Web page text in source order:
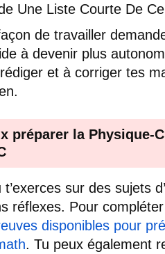
Une Liste Courte De
de travailler
à devenir plus
et à corriger tes
préparer la Physique-
t’exerces sur des sujets
réflexes. Pour
disponibles pour
. Tu peux également